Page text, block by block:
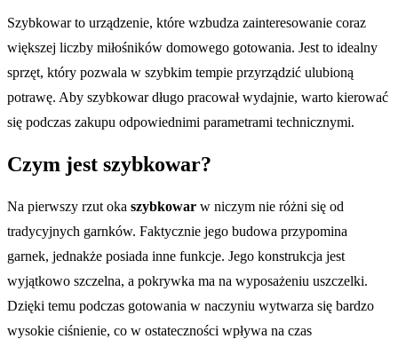
Szybkowar to urządzenie, które wzbudza zainteresowanie coraz
większej liczby miłośników domowego gotowania. Jest to idealny
sprzęt, który pozwala w szybkim tempie przyrządzić ulubioną
potrawę. Aby szybkowar długo pracował wydajnie, warto kierować
się podczas zakupu odpowiednimi parametrami technicznymi.
Czym jest szybkowar?
Na pierwszy rzut oka szybkowar w niczym nie różni się od
tradycyjnych garnków. Faktycznie jego budowa przypomina
garnek, jednakże posiada inne funkcje. Jego konstrukcja jest
wyjątkowo szczelna, a pokrywka ma na wyposażeniu uszczelki.
Dzięki temu podczas gotowania w naczyniu wytwarza się bardzo
wysokie ciśnienie, co w ostateczności wpływa na czas